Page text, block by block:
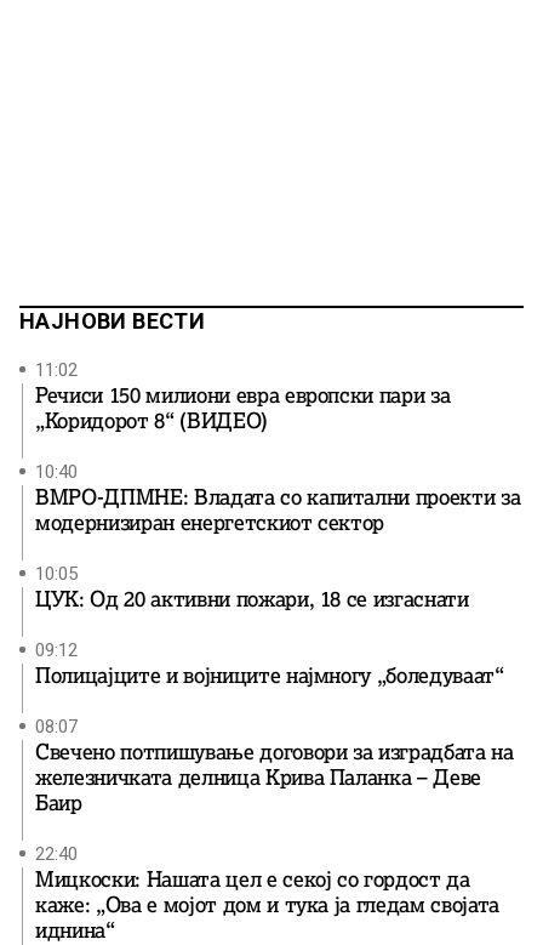
НАЈНОВИ ВЕСТИ
11:02
Речиси 150 милиони евра европски пари за
„Коридорот 8“ (ВИДЕО)
10:40
ВМРО-ДПМНЕ: Владата со капитални проекти за
модернизиран енергетскиот сектор
10:05
ЦУК: Од 20 активни пожари, 18 се изгаснати
09:12
Полицајците и војниците најмногу „боледуваат“
08:07
Свечено потпишување договори за изградбата на
железничката делница Крива Паланка – Деве
Баир
22:40
Мицкоски: Нашата цел е секој со гордост да
каже: „Ова е мојот дом и тука ја гледам својата
иднина“